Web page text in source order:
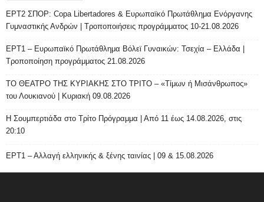
ΕΡΤ2 ΣΠΟΡ: Copa Libertadores & Ευρωπαϊκό Πρωτάθλημα Ενόργανης
Γυμναστικής Ανδρών | Τροποποιήσεις προγράμματος 10-21.08.2026
ΕΡΤ1 – Ευρωπαϊκό Πρωτάθλημα Βόλεϊ Γυναικών: Τσεχία – Ελλάδα |
Τροποποίηση προγράμματος 21.08.2026
ΤΟ ΘΕΑΤΡΟ ΤΗΣ ΚΥΡΙΑΚΗΣ ΣΤΟ ΤΡΙΤΟ – «Τίμων ή Μισάνθρωπος»
του Λουκιανού | Κυριακή 09.08.2026
H Σουμπερτιάδα στο Τρίτο Πρόγραμμα | Από 11 έως 14.08.2026, στις
20:10
ΕΡΤ1 – Αλλαγή ελληνικής & ξένης ταινίας | 09 & 15.08.2026